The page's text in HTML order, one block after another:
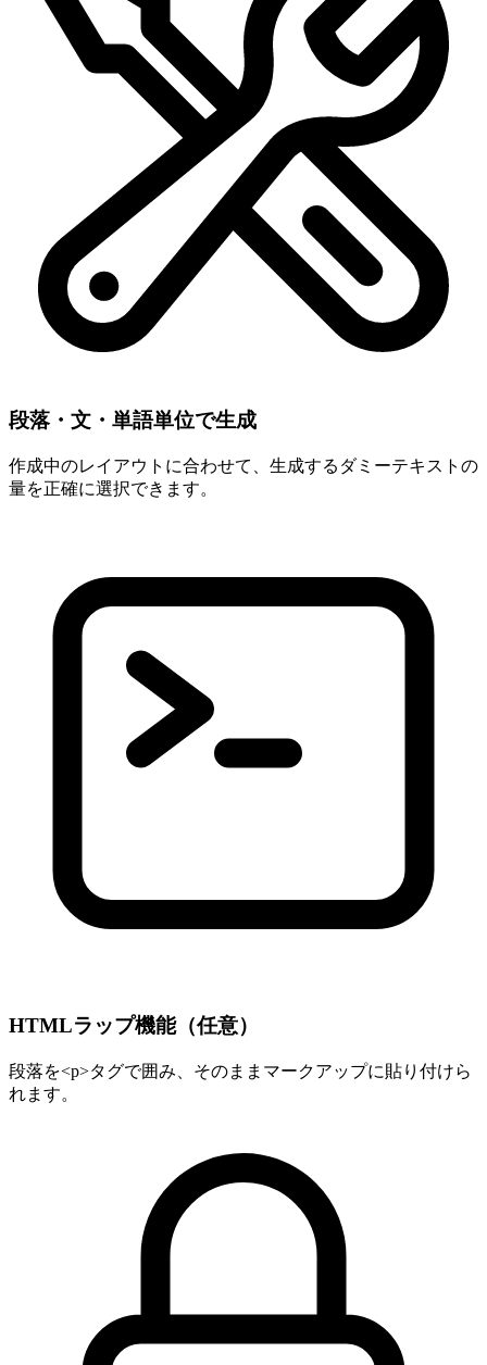
段落・文・単語単位で生成
作成中のレイアウトに合わせて、生成するダミーテキストの
量を正確に選択できます。
HTMLラップ機能（任意）
段落を<p>タグで囲み、そのままマークアップに貼り付けら
れます。